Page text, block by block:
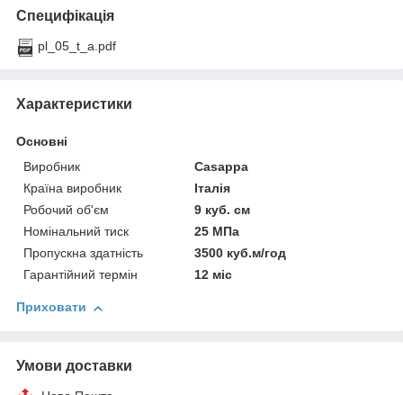
Специфікація
pl_05_t_a.pdf
Характеристики
Основні
Виробник
Casappa
Країна виробник
Італія
Робочий об'єм
9 куб. см
Номінальний тиск
25 МПа
Пропускна здатність
3500 куб.м/год
Гарантійний термін
12 міс
Приховати
Умови доставки